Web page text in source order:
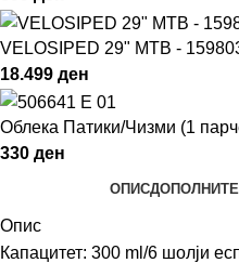
VELOSIPED 29" MTB -
18.499 ден
Облека Патики/Чизми (1
330 ден
ОПИС
Опис
Капацитет: 300 ml/6 шолји